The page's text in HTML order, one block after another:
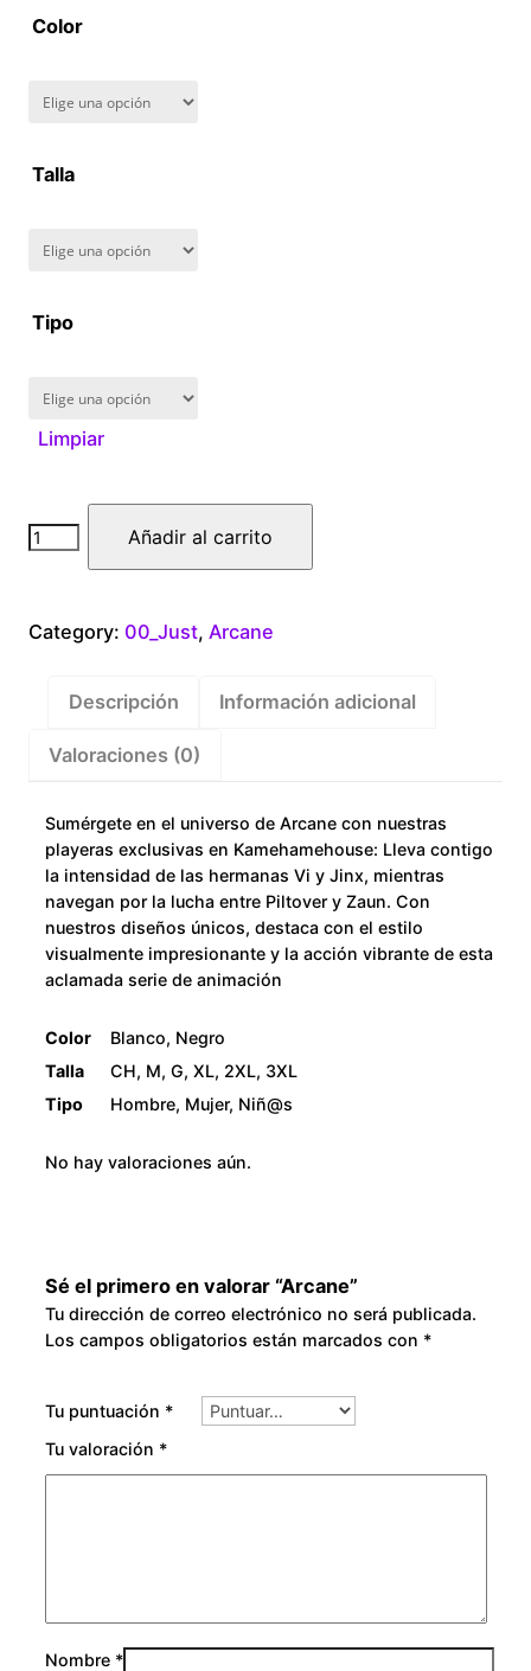
Color
Talla
Tipo
Limpiar
Arcane
cantidad
Añadir al carrito
Category: 00_Just, Arcane
Descripción Información adicional
Valoraciones (0)
Sumérgete en el universo de Arcane con nuestras
playeras exclusivas en Kamehamehouse: Lleva contigo
la intensidad de las hermanas Vi y Jinx, mientras
navegan por la lucha entre Piltover y Zaun. Con
nuestros diseños únicos, destaca con el estilo
visualmente impresionante y la acción vibrante de esta
aclamada serie de animación
Color
Blanco, Negro
Talla
CH, M, G, XL, 2XL, 3XL
Tipo
Hombre, Mujer, Niñ@s
No hay valoraciones aún.
Sé el primero en valorar “Arcane”
Tu dirección de correo electrónico no será publicada.
Los campos obligatorios están marcados con *
Tu puntuación *
Tu valoración *
Nombre *